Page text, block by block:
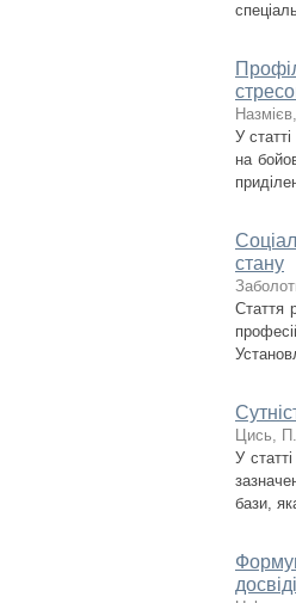
У
на
стану
Стаття
Цись,
У
бази,